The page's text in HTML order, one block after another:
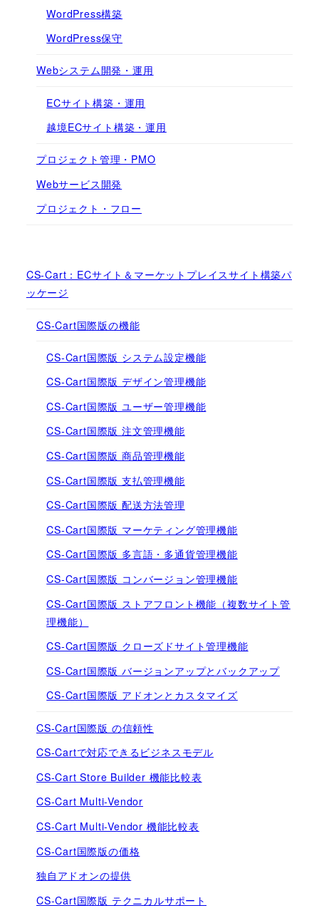
WordPress構築
WordPress保守
Webシステム開発・運用
ECサイト構築・運用
越境ECサイト構築・運用
プロジェクト管理・PMO
Webサービス開発
プロジェクト・フロー
CS-Cart：ECサイト＆マーケットプレイスサイト構築パ
ッケージ
CS-Cart国際版の機能
CS-Cart国際版 システム設定機能
CS-Cart国際版 デザイン管理機能
CS-Cart国際版 ユーザー管理機能
CS-Cart国際版 注文管理機能
CS-Cart国際版 商品管理機能
CS-Cart国際版 支払管理機能
CS-Cart国際版 配送方法管理
CS-Cart国際版 マーケティング管理機能
CS-Cart国際版 多言語・多通貨管理機能
CS-Cart国際版 コンバージョン管理機能
CS-Cart国際版 ストアフロント機能（複数サイト管
理機能）
CS-Cart国際版 クローズドサイト管理機能
CS-Cart国際版 バージョンアップとバックアップ
CS-Cart国際版 アドオンとカスタマイズ
CS-Cart国際版 の信頼性
CS-Cartで対応できるビジネスモデル
CS-Cart Store Builder 機能比較表
CS-Cart Multi-Vendor
CS-Cart Multi-Vendor 機能比較表
CS-Cart国際版の価格
独自アドオンの提供
CS-Cart国際版 テクニカルサポート